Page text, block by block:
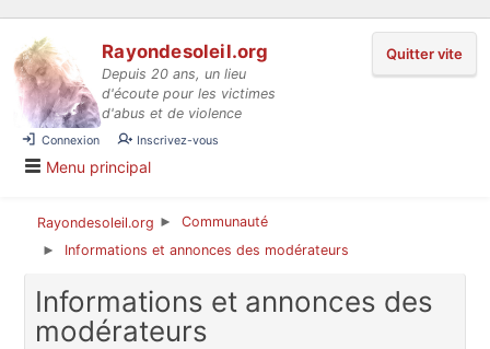
Quitter vite
Rayondesoleil.org
Depuis 20 ans, un lieu
d'écoute pour les victimes
d'abus et de violence
Connexion Inscrivez-vous
Menu principal
Rayondesoleil.org ► Communauté
► Informations et annonces des modérateurs
Informations et annonces des
modérateurs